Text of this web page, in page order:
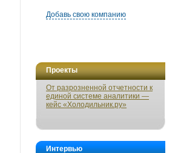
Добавь свою компанию
Проекты
От разрозненной отчетности к
единой системе аналитики —
кейс «Холодильник.ру»
Интервью